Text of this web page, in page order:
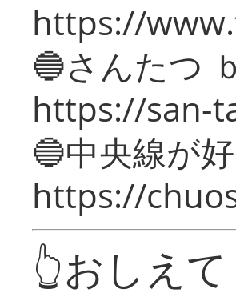
https://
🔵さんたつ
https://san-
🔵中央線が
https://
👆おしえ